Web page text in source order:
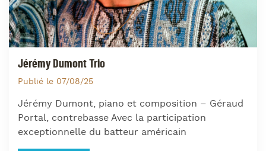
Jérémy Dumont Trio
Publié le 07/08/25
Jérémy Dumont, piano et composition – Géraud
Portal, contrebasse Avec la participation
exceptionnelle du batteur américain